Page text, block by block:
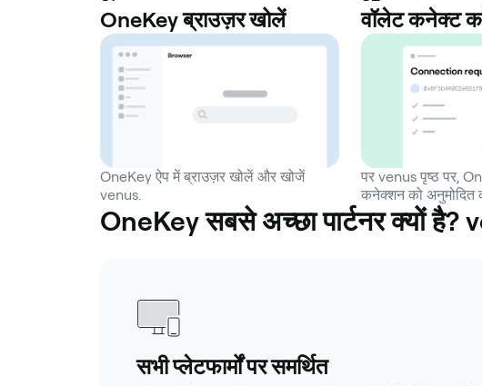
OneKey ब्राउज़र खोलें
OneKey ऐप में ब्राउज़र खोलें और खोजें
venus.
वॉलेट कनेक्ट
पर venus पृष्ठ पर,
कनेक्शन को अनुमोदित
OneKey सबसे अच्छा पार्टनर क्यों है?
सभी प्लेटफार्मों पर समर्थित